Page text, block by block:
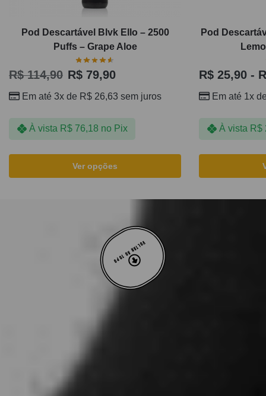
Pod Descartável Blvk Ello – 2500
Puffs – Grape Aloe
R$114,90 R$ 79,90
Em até 3x de R$ 26,63 sem juros
À vista R$76,18 no Pix
Ver opções
Pod
R$ 25,90 -
Em até 1x
À vista R$
VOLTAR AO TOPO